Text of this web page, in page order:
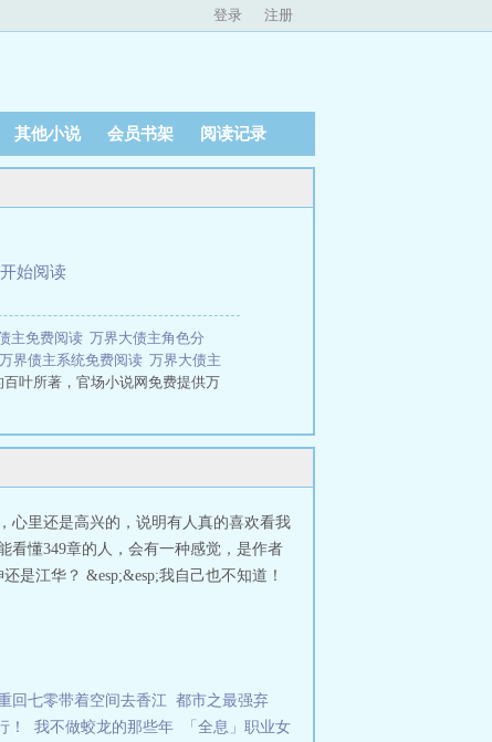
登录 注册
其他小说 会员书架 阅读记录
开始阅读
主免费阅读 万界大债主角色分
万界债主系统免费阅读 万界大债主
叶所著，官场小说网免费提供万
心里还是高兴的，说明有人真的喜欢看我
看懂349章的人，会有一种感觉，是作者
是江华？ &esp;&esp;我自己也不知道！
回七零带着空间去香江
都市之最强弃
！ 我不做蛟龙的那些年
「全息」职业女